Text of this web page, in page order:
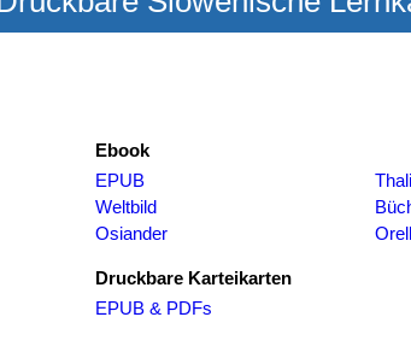
Ebook
EPUB
Weltbild
Osiander
Druckbare Karteikarten
EPUB & PDFs